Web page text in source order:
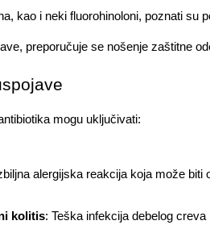
kao i neki fluorohinoloni, poznati su
preporučuje se nošenje zaštitne
mogu uključivati:
alergijska reakcija koja može
kolitis: Teška infekcija debelog